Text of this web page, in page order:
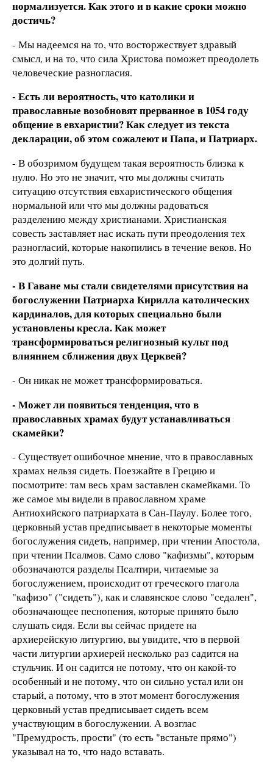
нормализуется. Как этого и в какие сроки можно
достичь?
- Мы надеемся на то, что восторжествует здравый
смысл, и на то, что сила Христова поможет преодолеть
человеческие разногласия.
- Есть ли вероятность, что католики и
православные возобновят прерванное в 1054 году
общение в евхаристии? Как следует из текста
декларации, об этом сожалеют и Папа, и Патриарх.
- В обозримом будущем такая вероятность близка к
нулю. Но это не значит, что мы должны считать
ситуацию отсутствия евхаристического общения
нормальной или что мы должны радоваться
разделению между христианами. Христианская
совесть заставляет нас искать пути преодоления тех
разногласий, которые накопились в течение веков. Но
это долгий путь.
- В Гаване мы стали свидетелями присутствия на
богослужении Патриарха Кирилла католических
кардиналов, для которых специально были
установлены кресла. Как может
трансформироваться религиозный культ под
влиянием сближения двух Церквей?
- Он никак не может трансформироваться.
- Может ли появиться тенденция, что в
православных храмах будут устанавливаться
скамейки?
- Существует ошибочное мнение, что в православных
храмах нельзя сидеть. Поезжайте в Грецию и
посмотрите: там весь храм заставлен скамейками. То
же самое мы видели в православном храме
Антиохийского патриархата в Сан-Паулу. Более того,
церковный устав предписывает в некоторые моменты
богослужения сидеть, например, при чтении Апостола,
при чтении Псалмов. Само слово "кафизмы", которым
обозначаются разделы Псалтири, читаемые за
богослужением, происходит от греческого глагола
"кафизо" ("сидеть"), как и славянское слово "седален",
обозначающее песнопения, которые принято было
слушать сидя. Если вы сейчас придете на
архиерейскую литургию, вы увидите, что в первой
части литургии архиерей несколько раз садится на
стульчик. И он садится не потому, что он какой-то
особенный и не потому, что он сильно устал или он
старый, а потому, что в этот момент богослужения
церковный устав предписывает сидеть всем
участвующим в богослужении. А возглас
"Премудрость, прости" (то есть "встаньте прямо")
указывал на то, что надо вставать.